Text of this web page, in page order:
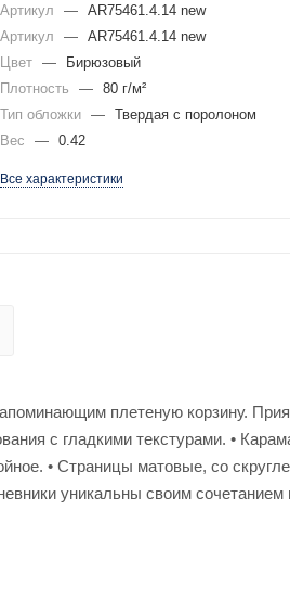
Артикул — AR75461.4.14 new
Артикул
— AR75461.4.14 new
Цвет —
Бирюзовый
Плотность
— 80 г/м²
Тип обложки — Твердая с поролоном
Вес
— 0.42
Все характеристики
плетеную корзину.
с гладкими текстурами. •
• Страницы матовые, со
уникальны своим